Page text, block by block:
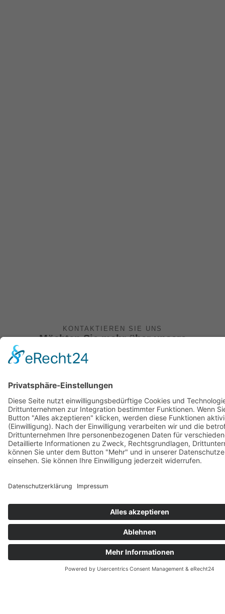
KONTAKTIEREN SIE UNS
Möchten Sie mehr über unsere
Dienstleistungen erfahren oder sich
engagieren?
Gemeinsam schaffen wir eine inklusive und
barrierefreie Gesellschaft!
Ihr Team vom CBF e.V. für inklusive Mobilität
KONTAKT